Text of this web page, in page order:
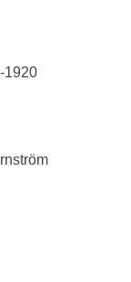
1920